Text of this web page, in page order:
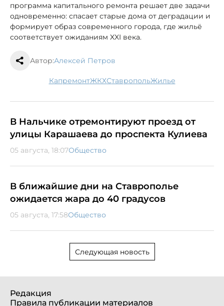
программа капитального ремонта решает две задачи
одновременно: спасает старые дома от деградации и
формирует образ современного города, где жильё
соответствует ожиданиям XXI века.
Автор:Алексей Петров
капремонт ЖКХ Ставрополь жилье
В Нальчике отремонтируют проезд от
улицы Карашаева до проспекта Кулиева
05 августа, 18:07Общество
В ближайшие дни на Ставрополье
ожидается жара до 40 градусов
05 августа, 17:58Общество
Следующая новость
Редакция
Правила публикации материалов